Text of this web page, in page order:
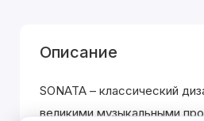
Описание
SONATA – классический
великими музыкальными